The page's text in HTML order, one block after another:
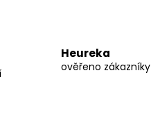
Heureka
ověřeno zákazníky